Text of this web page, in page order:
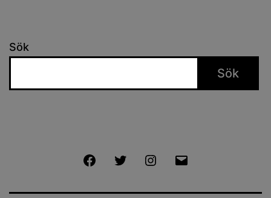
Sök
Sök
FacebookTwitter Instagram